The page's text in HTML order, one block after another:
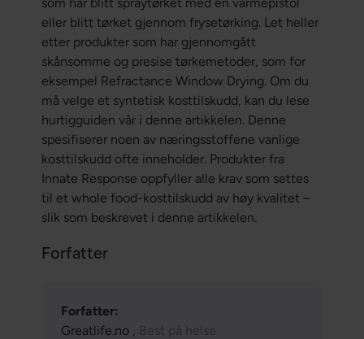
eller blitt tørket gjennom frysetørking. Let heller
etter produkter som har gjennomgått
skånsomme og presise tørkemetoder, som for
eksempel Refractance Window Drying. Om du
må velge et syntetisk kosttilskudd, kan du lese
hurtigguiden vår i denne artikkelen. Denne
spesifiserer noen av næringsstoffene vanlige
kosttilskudd ofte inneholder. Produkter fra
Innate Response oppfyller alle krav som settes
til et whole food-kosttilskudd av høy kvalitet –
slik som beskrevet i denne artikkelen.
Forfatter
Forfatter:
Greatlife.no , Best på helse